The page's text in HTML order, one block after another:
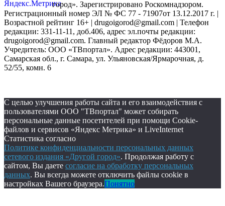
город». Зарегистрировано Роскомнадзором.
Регистрационный номер ЭЛ № ФС 77 - 71907от 13.12.2017 г. |
Возрастной рейтинг 16+ | drugoigorod@gmail.com | Телефон
редакции: 331-11-11, доб.406, адрес эл.почты редакции:
drugoigorod@gmail.com. Главный редактор Фёдоров М.А.
Учредитель: ООО «ТВпортал». Адрес редакции: 443001,
Самарская обл., г. Самара, ул. Ульяновская/Ярмарочная, д.
52/55, комн. 6
С целью улучшения работы сайта и его взаимодействия с
пользователями ООО "ТВпортал" может собирать
персональные данные посетителей при помощи Cookie-
файлов и сервисов «Яндекс Метрика» и LiveInternet
Статистика согласно
Политике конфиденциальности персональных данных
сетевого издания «Другой город». Продолжая работу с
сайтом, Вы даете согласие на обработку персональных
данных. Вы всегда можете отключить файлы cookie в
настройках Вашего браузера.Понятно